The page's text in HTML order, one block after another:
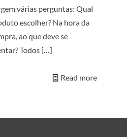
várias perguntas: Qual
escolher? Na hora da
ao que deve se
Todos[…]
Read more